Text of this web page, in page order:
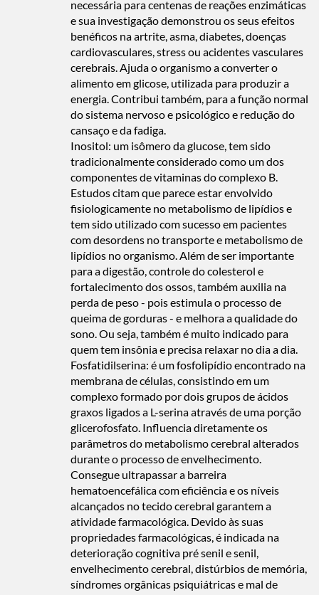
necessária para centenas de reações enzimáticas
e sua investigação demonstrou os seus efeitos
benéficos na artrite, asma, diabetes, doenças
cardiovasculares, stress ou acidentes vasculares
cerebrais. Ajuda o organismo a converter o
alimento em glicose, utilizada para produzir a
energia. Contribui também, para a função normal
do sistema nervoso e psicológico e redução do
cansaço e da fadiga.
Inositol: um isômero da glucose, tem sido
tradicionalmente considerado como um dos
componentes de vitaminas do complexo B.
Estudos citam que parece estar envolvido
fisiologicamente no metabolismo de lipídios e
tem sido utilizado com sucesso em pacientes
com desordens no transporte e metabolismo de
lipídios no organismo. Além de ser importante
para a digestão, controle do colesterol e
fortalecimento dos ossos, também auxilia na
perda de peso - pois estimula o processo de
queima de gorduras - e melhora a qualidade do
sono. Ou seja, também é muito indicado para
quem tem insônia e precisa relaxar no dia a dia.
Fosfatidilserina: é um fosfolipídio encontrado na
membrana de células, consistindo em um
complexo formado por dois grupos de ácidos
graxos ligados a L-serina através de uma porção
glicerofosfato. Influencia diretamente os
parâmetros do metabolismo cerebral alterados
durante o processo de envelhecimento.
Consegue ultrapassar a barreira
hematoencefálica com eficiência e os níveis
alcançados no tecido cerebral garantem a
atividade farmacológica. Devido às suas
propriedades farmacológicas, é indicada na
deterioração cognitiva pré senil e senil,
envelhecimento cerebral, distúrbios de memória,
síndromes orgânicas psiquiátricas e mal de